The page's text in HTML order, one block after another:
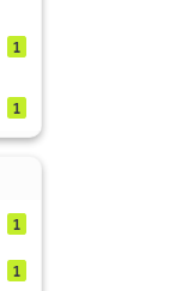
1
1
1
1